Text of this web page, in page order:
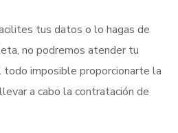
tus datos o lo hagas de
no podremos atender tu
imposible proporcionarte la
a cabo la contratación de